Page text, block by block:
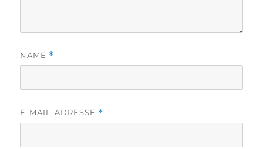
NAME *
E-MAIL-ADRESSE *